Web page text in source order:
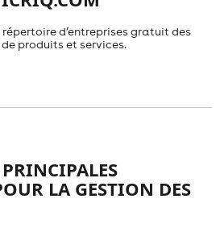
d’entreprises gratuit des
produits et services.
LA GESTION DES